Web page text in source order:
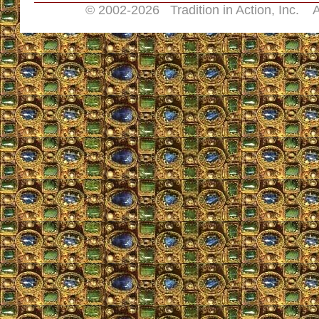
© 2002-2026 Tradition in Action, Inc.